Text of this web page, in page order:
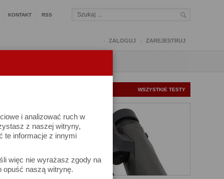
i analizować ruch w
z naszej witryny,
te informacje z innymi
więc nie wyrażasz zgody na
opuść naszą witrynę.
KONTAKT RSS
ZALOGUJ ZAREJESTRUJ
WSZYSTKIE TESTY